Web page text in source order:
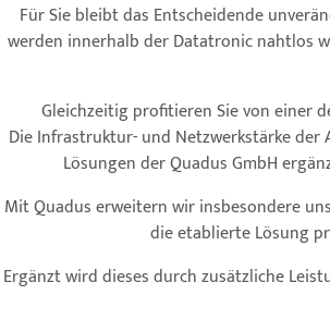
Für Sie bleibt das Entscheidende
werden innerhalb der Datatronic nahtlos
Gleichzeitig profitieren Sie von einer
Die Infrastruktur- und Netzwerkstärke der
Lösungen der Quadus GmbH
Mit Quadus erweitern wir insbesondere
die etablierte Lösung
Ergänzt wird dieses durch zusätzliche